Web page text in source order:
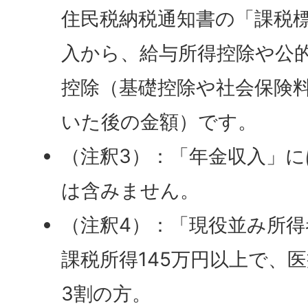
住民税納税通知書の「課税
入から、給与所得控除や公
控除（基礎控除や社会保険
いた後の金額）です。
（注釈3）：「年金収入」
は含みません。
（注釈4）：「現役並み所
課税所得145万円以上で、
3割の方。